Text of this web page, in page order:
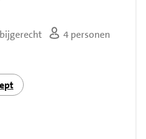
bijgerecht
4 personen